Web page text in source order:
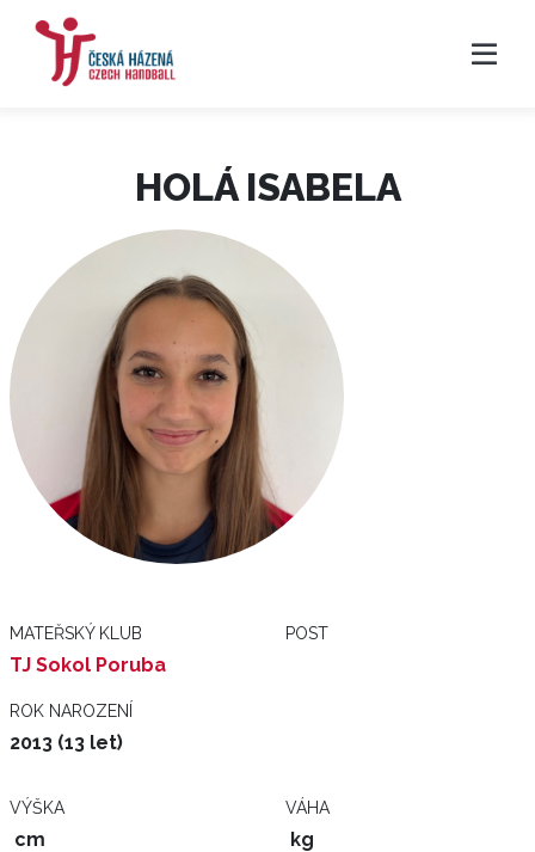
HOLÁ ISABELA
MATEŘSKÝ KLUB
TJ Sokol Poruba
POST
ROK NAROZENÍ
2013 (13 let)
VÝŠKA
cm
VÁHA
kg